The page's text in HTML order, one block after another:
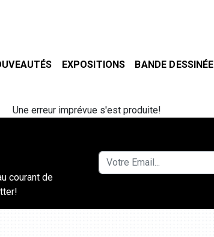
EXPOSITIONS BANDE DESSINÉE
Une erreur imprévue s'est produite!
courant de